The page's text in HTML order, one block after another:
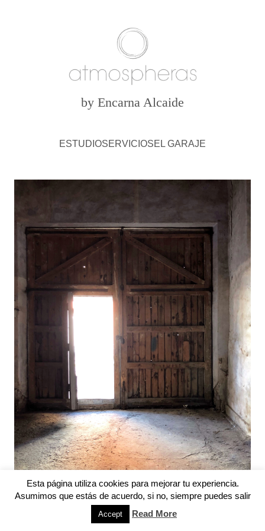
by Encarna Alcaide
ESTUDIOSERVICIOSEL GARAJE
Esta página utiliza cookies para mejorar tu experiencia.
Asumimos que estás de acuerdo, si no, siempre puedes salir
Accept Read More